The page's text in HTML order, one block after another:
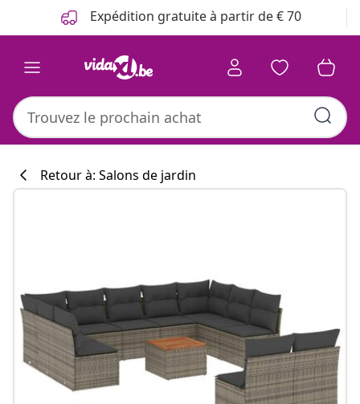
Expédition gratuite à partir de € 70
Retour à: Salons de jardin